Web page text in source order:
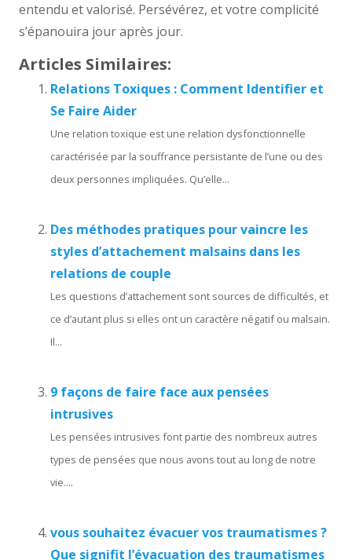
entendu et valorisé. Persévérez, et votre complicité
s’épanouira jour après jour.
Articles Similaires:
Relations Toxiques : Comment Identifier et
Se Faire Aider
Une relation toxique est une relation dysfonctionnelle
caractérisée par la souffrance persistante de l’une ou des
deux personnes impliquées. Qu’elle...
Des méthodes pratiques pour vaincre les
styles d’attachement malsains dans les
relations de couple
Les questions d’attachement sont sources de difficultés, et
ce d’autant plus si elles ont un caractère négatif ou malsain.
Il...
9 façons de faire face aux pensées
intrusives
Les pensées intrusives font partie des nombreux autres
types de pensées que nous avons tout au long de notre
vie....
vous souhaitez évacuer vos traumatismes ?
Que signifit l’évacuation des traumatismes